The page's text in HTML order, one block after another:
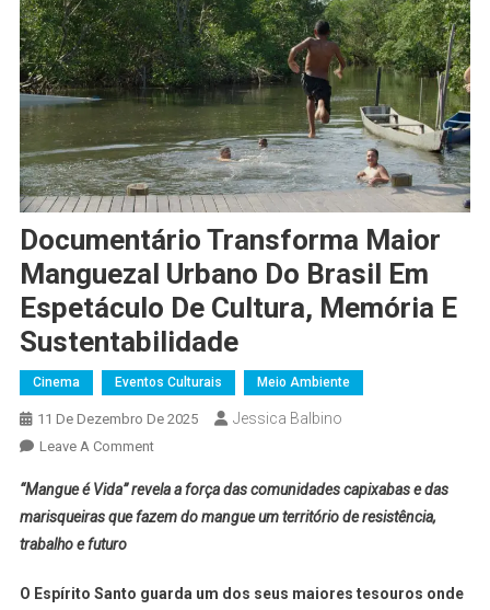
Documentário Transforma Maior
Manguezal Urbano Do Brasil Em
Espetáculo De Cultura, Memória E
Sustentabilidade
Cinema Eventos Culturais Meio Ambiente
11 De Dezembro De 2025 Jessica Balbino
Leave A Comment
“Mangue é Vida” revela a força das comunidades capixabas e das
marisqueiras que fazem do mangue um território de resistência,
trabalho e futuro
O Espírito Santo guarda um dos seus maiores tesouros onde